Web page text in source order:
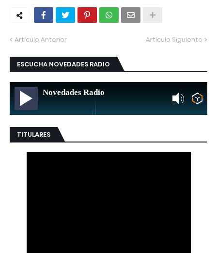
Artículo Anterior Artículo Siguiente
ESCUCHA NOVEDADES RADIO
Novedades Radio
TITULARES